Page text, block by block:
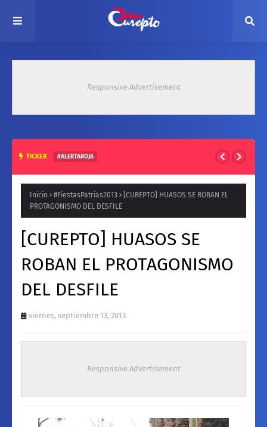
Responsive Advertisement
TICKER #ALERTAROJA
TEMPERATURAS EN ZONA CENTRAL
Inicio #FiestasPatrias2013
[CUREPTO] HUASOS SE ROBAN EL
PROTAGONISMO DEL DESFILE
[CUREPTO] HUASOS SE
ROBAN EL PROTAGONISMO
DEL DESFILE
viernes, septiembre 13, 2013
Responsive Advertisement